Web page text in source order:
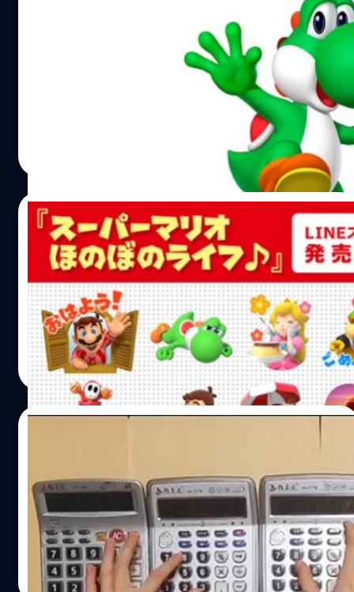
ผู้สร้างบอก โยชิ ในเกม Super Mario ได้ไอเดีย
ออกแบบมาจาก ม้า และ จระเข้
โยชิในเกม Super Mario มีงานออกแบบที่คล้ายกับ ม้า และ
19/10/2017
มาแล้ว สติกเกอร์ไลน์ Super Mario ชุดใหม่ใน
ชื่อ Relaxing Life (ในไทยก็โหลดได้แล้ว)
สติกเกอร์ Super Mario ชุดใหม่ มาแล้ว
วงศกร ปฐมชัยวัฒน์| 3214 days ago
Read More
14/10/2017
เครื่องคิดเลข !!
มาดูการเล่นเพลงจากเกม Mario ด้วยเครื่องคิดเลข
วงศกร ปฐมชัยวัฒน์| 3220 days ago
Read More